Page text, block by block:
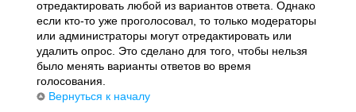
отредактировать любой из вариантов ответа. Однако
если кто-то уже проголосовал, то только модераторы
или администраторы могут отредактировать или
удалить опрос. Это сделано для того, чтобы нельзя
было менять варианты ответов во время
голосования.
Вернуться к началу